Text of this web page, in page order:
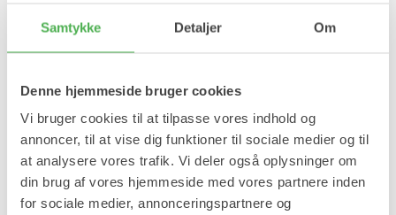
Samtykke Detaljer Om
Denne hjemmeside bruger cookies
Vi bruger cookies til at tilpasse vores indhold og
annoncer, til at vise dig funktioner til sociale medier og til
at analysere vores trafik. Vi deler også oplysninger om
din brug af vores hjemmeside med vores partnere inden
for sociale medier, annonceringspartnere og
Hestekastanjecremen virker opstrammende på blodårer,
stimulerer blodcirkulationen og reducerer hævelser i benene.
Lindrer og afkøler ømme, trætte og hævede ben.
Kan have en opstrammende virkning på blodårene i
benene.
Forbedrer blodcirkulationen i benene.
Reducerer hævelser i benene.
Anvendelse